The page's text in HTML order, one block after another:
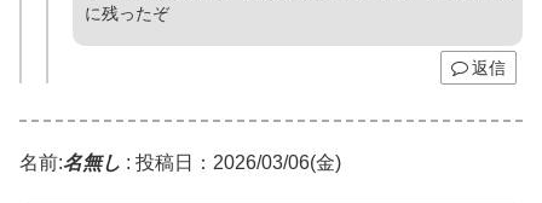
に残ったぞ
返信
名前:名無し : 投稿日：2026/03/06(金)